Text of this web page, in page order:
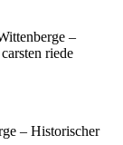
– Historischer